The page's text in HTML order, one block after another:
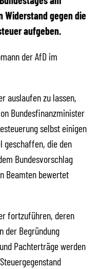
Widerstand gegen die
aufgeben.
der AfD im
auslaufen zu lassen,
Bundesfinanzminister
selbst einigen
geschaffen, die den
Bundesvorschlag
Beamten bewertet
fortzuführen, deren
der Begründung
Pachterträge werden